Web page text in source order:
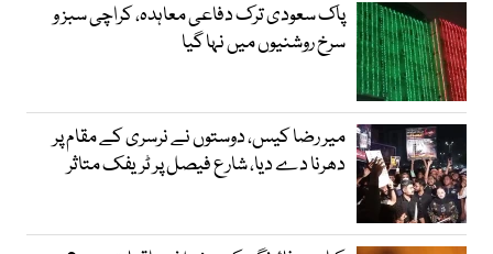
پاک سعودی ترک دفاعی معاہدہ، کراچی سبز و
سرخ روشنیوں میں نہا گیا
میر رضا کیس، دوستوں نے نرسری کے مقام پر
دھرنا دے دیا، شارع فیصل پر ٹریفک متاثر